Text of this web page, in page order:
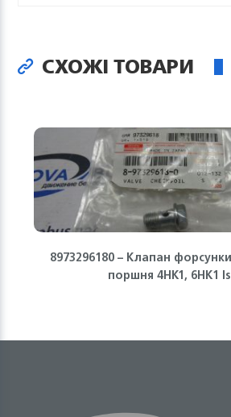
СХОЖІ ТОВАРИ
8973296180 – Клапан
поршня 4HK1, 6HK1